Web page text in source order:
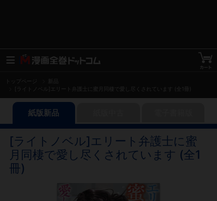
トップページ
[ライトノベル]エリート弁護士に蜜月同棲で愛し尽くされています (全1冊)
紙版新品
[ライトノベル]エリート弁護士に蜜
月同棲で愛し尽くされています (全1
冊)